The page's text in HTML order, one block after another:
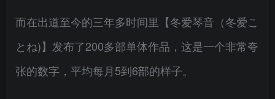
而在出道至今的三年多时间里【冬爱琴音（冬爱こ
とね)】发布了200多部单体作品，这是一个非常夸
张的数字，平均每月5到6部的样子。